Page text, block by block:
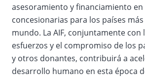
asesoramiento y financiamiento
concesionarias para los países
mundo. La AIF, conjuntamente con
esfuerzos y el compromiso de los
y otros donantes, contribuirá a
desarrollo humano en esta época